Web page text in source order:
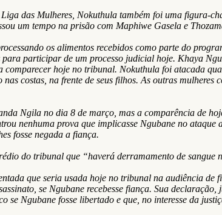
das Mulheres, Nokuthula também foi uma figura-
um tempo na prisão com Maphiwe Gasela e
os alimentos recebidos como parte do
participar de um processo judicial hoje. Khaya
hoje no tribunal. Nokuthula foi atacada
costas, na frente de seus filhos. As outras
Ngila no dia 8 de março, mas a comparência de
nenhuma prova que implicasse Ngubane no
fosse negada a fiança.
do tribunal que “haverá derramamento de sangue
que seria usada hoje no tribunal na audiência
se Ngubane recebesse fiança. Sua
se Ngubane fosse libertado e que, no interesse da